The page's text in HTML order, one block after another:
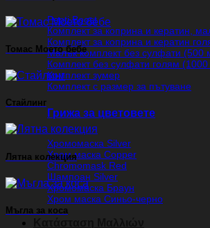
Pepti Boost
Комплект за коприна и кератин,
Комплект за коприна и кератин
Малък комплект без сулфати (500
Комплект без сулфати голям
Комплект зумер
Комплект с размер за пътуване
Грижа за цветовете
Хромомаска Silver
Хром маска Copper
Chromomask Red
Шампоан Silver
Хромомаска Браун
Хром маска Синьо-черно
Томас Моето бебе
Стайлинг
Лятна колекция
Мъгла за коса